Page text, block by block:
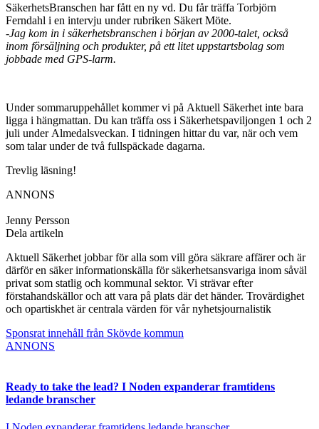
SäkerhetsBranschen har fått en ny vd. Du får träffa Torbjörn
Ferndahl i en intervju under rubriken Säkert Möte.
-Jag kom in i säkerhetsbranschen i början av 2000-talet, också
inom försäljning och produkter, på ett litet uppstartsbolag som
jobbade med GPS-larm.
Under sommaruppehållet kommer vi på Aktuell Säkerhet inte bara
ligga i hängmattan. Du kan träffa oss i Säkerhetspaviljongen 1 och 2
juli under Almedalsveckan. I tidningen hittar du var, när och vem
som talar under de två fullspäckade dagarna.
Trevlig läsning!
ANNONS
Jenny Persson
Dela artikeln
Aktuell Säkerhet jobbar för alla som vill göra säkrare affärer och är
därför en säker informationskälla för säkerhetsansvariga inom såväl
privat som statlig och kommunal sektor. Vi strävar efter
förstahandskällor och att vara på plats där det händer. Trovärdighet
och opartiskhet är centrala värden för vår nyhetsjournalistik
Sponsrat innehåll från Skövde kommun
ANNONS
Ready to take the lead? I Noden expanderar framtidens
ledande branscher